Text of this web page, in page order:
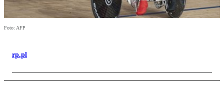
Foto: AFP
rp.pl